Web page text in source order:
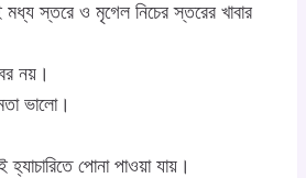
স্তরে ও মৃগেল নিচের স্তরের খাবার
নয়।
ভালো।
পোনা পাওয়া যায়।